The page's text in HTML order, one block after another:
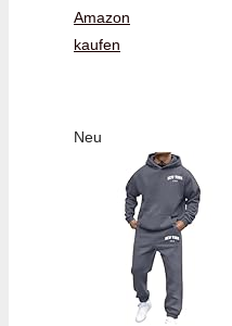
Amazon
kaufen
Neu